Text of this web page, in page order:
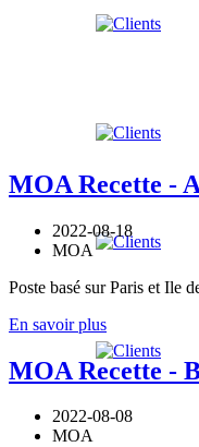
MOA Recette -
2022-08-18
MOA
Poste basé sur Paris et Ile
En savoir plus
MOA Recette -
2022-08-08
MOA